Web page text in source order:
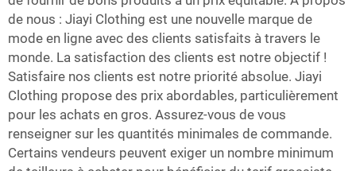
de nous : Jiayi Clothing est une nouvelle marque de
mode en ligne avec des clients satisfaits à travers le
monde. La satisfaction des clients est notre objectif !
Satisfaire nos clients est notre priorité absolue. Jiayi
Clothing propose des prix abordables, particulièrement
pour les achats en gros. Assurez-vous de vous
renseigner sur les quantités minimales de commande.
Certains vendeurs peuvent exiger un nombre minimum